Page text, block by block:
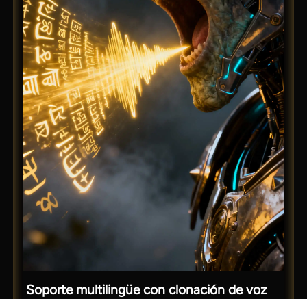
Soporte multilingüe con clonación de voz